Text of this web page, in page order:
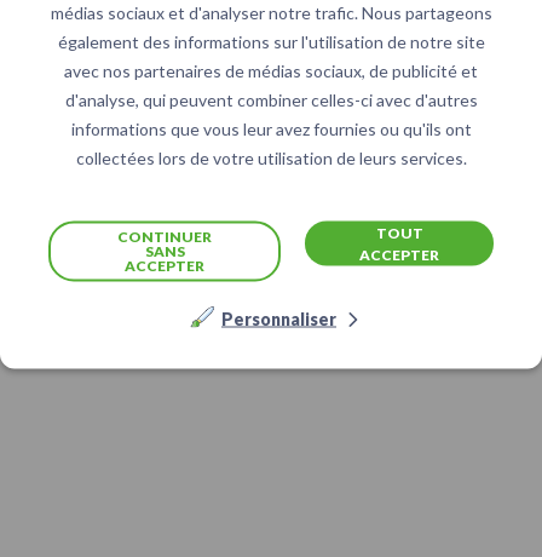
médias sociaux et d'analyser notre trafic. Nous partageons
également des informations sur l'utilisation de notre site
avec nos partenaires de médias sociaux, de publicité et
d'analyse, qui peuvent combiner celles-ci avec d'autres
informations que vous leur avez fournies ou qu'ils ont
collectées lors de votre utilisation de leurs services.
TOUT
ACCEPTER
CONTINUER
SANS
ACCEPTER
Personnaliser